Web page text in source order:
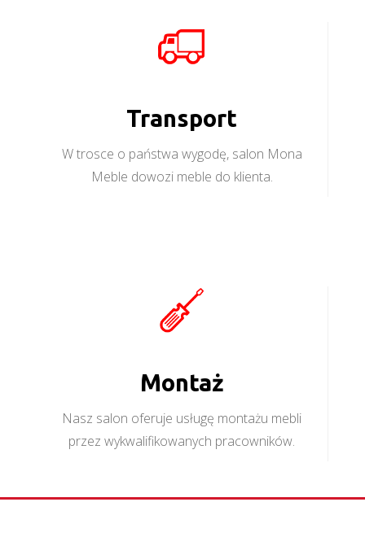
Transport
W trosce o państwa wygodę, salon Mona
Meble dowozi meble do klienta.
Montaż
Nasz salon oferuje usługę montażu mebli
przez wykwalifikowanych pracowników.